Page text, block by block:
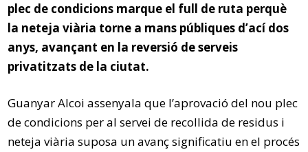
plec de condicions marque el full de ruta perquè
la neteja viària torne a mans públiques d’acídos
anys, avançant en la reversió de serveis
privatitzats de la ciutat.
Guanyar Alcoi assenyala que l’aprovació del nou plec
de condicions per al servei de recollida de residus i
neteja viària suposa un avanç significatiu en el procés